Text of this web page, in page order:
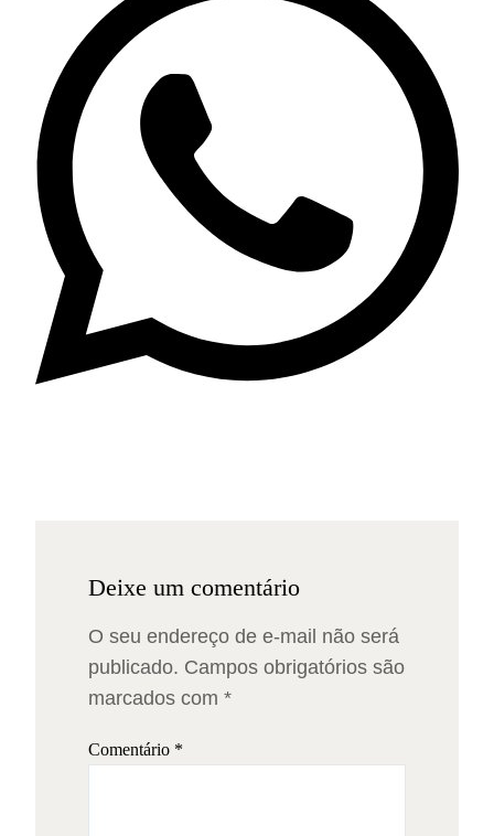
Deixe um comentário
O seu endereço de e-mail não será
publicado. Campos obrigatórios são
marcados com *
Comentário *